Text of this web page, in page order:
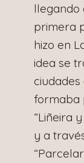
llegando
primera
hizo en
idea se
ciudades
formaba
“Liñeira y
y a